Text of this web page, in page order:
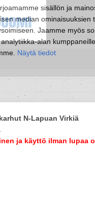
sisällön ja
median ominaisuuksien
Jaamme myös
alan
Näytä tiedot
N-Lapuan Virkiä
ja käyttö ilman lupaa